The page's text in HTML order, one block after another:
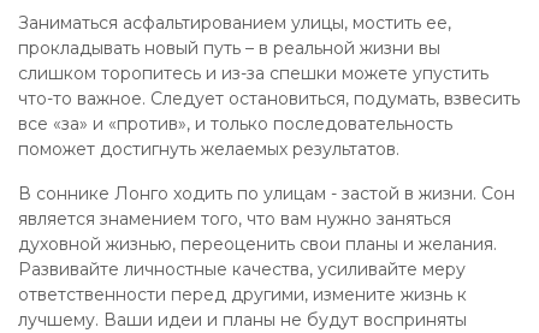
Заниматься асфальтированием улицы, мостить ее,
прокладывать новый путь – в реальной жизни вы
слишком торопитесь и из-за спешки можете упустить
что-то важное. Следует остановиться, подумать, взвесить
все «за» и «против», и только последовательность
поможет достигнуть желаемых результатов.
В соннике Лонго ходить по улицам - застой в жизни. Сон
является знамением того, что вам нужно заняться
духовной жизнью, переоценить свои планы и желания.
Развивайте личностные качества, усиливайте меру
ответственности перед другими, измените жизнь к
лучшему. Ваши идеи и планы не будут восприняты